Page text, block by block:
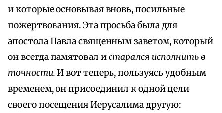
и которые основывая вновь, посильные
пожертвования. Эта просьба была для
апостола Павла священным заветом, который
он всегда памятовал истарался исполнить в
точности. И вот теперь, пользуясь удобным
временем, он присоединил к одной цели
своего посещения Иерусалима другую: